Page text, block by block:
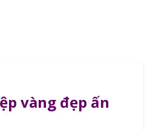
vàng đẹp ấn